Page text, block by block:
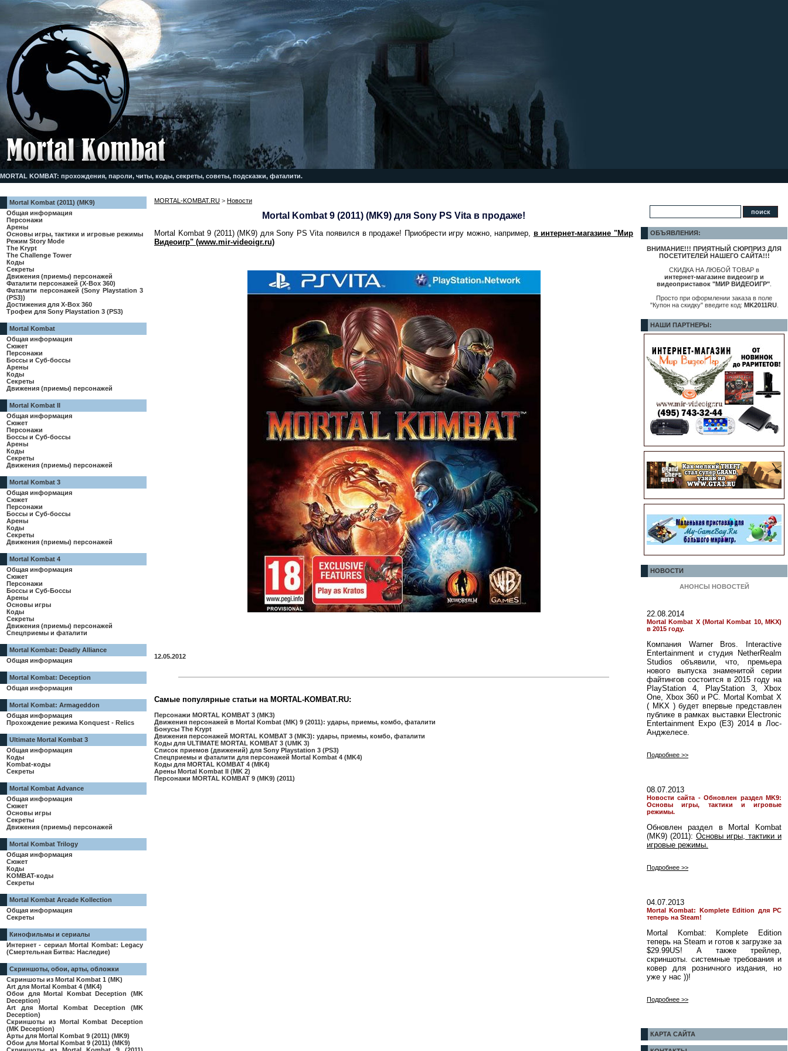
MORTAL KOMBAT: прохождения, пароли, читы, коды, секреты, советы, подсказки, фаталити.
Mortal Kombat (2011) (MK9)
Общая информация
Персонажи
Арены
Основы игры, тактики и игровые режимы
Режим Story Mode
The Krypt
The Challenge Tower
Коды
Секреты
Движения (приемы) персонажей
Фаталити персонажей (X-Box 360)
Фаталити персонажей (Sony Playstation 3
(PS3))
Достижения для X-Box 360
Трофеи для Sony Playstation 3 (PS3)
Mortal Kombat
Общая информация
Сюжет
Персонажи
Боссы и Суб-боссы
Арены
Коды
Секреты
Движения (приемы) персонажей
Mortal Kombat II
Общая информация
Сюжет
Персонажи
Боссы и Суб-боссы
Арены
Коды
Секреты
Движения (приемы) персонажей
Mortal Kombat 3
Общая информация
Сюжет
Персонажи
Боссы и Суб-боссы
Арены
Коды
Секреты
Движения (приемы) персонажей
Mortal Kombat 4
Общая информация
Сюжет
Персонажи
Боссы и Суб-Боссы
Арены
Основы игры
Коды
Секреты
Движения (приемы) персонажей
Спецприемы и фаталити
Mortal Kombat: Deadly Alliance
Общая информация
Mortal Kombat: Deception
Общая информация
Mortal Kombat: Armageddon
Общая информация
Прохождение режима Konquest - Relics
Ultimate Mortal Kombat 3
Общая информация
Коды
Kombat-коды
Секреты
Mortal Kombat Advance
Общая информация
Сюжет
Основы игры
Секреты
Движения (приемы) персонажей
Mortal Kombat Trilogy
Общая информация
Сюжет
Коды
KOMBAT-коды
Секреты
Mortal Kombat Arcade Kollection
Общая информация
Секреты
Кинофильмы и сериалы
Интернет - сериал Mortal Kombat: Legacy
(Смертельная Битва: Наследие)
Скриншоты, обои, арты, обложки
Скриншоты из Mortal Kombat 1 (MK)
Art для Mortal Kombat 4 (MK4)
Обои для Mortal Kombat Deception (MK
Deception)
Art для Mortal Kombat Deception (MK
Deception)
Скриншоты из Mortal Kombat Deception
(MK Deception)
Арты для Mortal Kombat 9 (2011) (MK9)
Обои для Mortal Kombat 9 (2011) (MK9)
MORTAL-KOMBAT.RU > Новости
Mortal Kombat 9 (2011) (MK9) для Sony PS Vita в продаже!
Mortal Kombat 9 (2011) (MK9) для Sony PS Vita появился в продаже! Приобрести игру можно, например, в интернет-магазине "Мир
Видеоигр" (www.mir-videoigr.ru)
12.05.2012
Самые популярные статьи на MORTAL-KOMBAT.RU:
Персонажи MORTAL KOMBAT 3 (MK3)
Движения персонажей в Mortal Kombat (MK) 9 (2011): удары, приемы, комбо, фаталити
Бонусы The Krypt
Движения персонажей MORTAL KOMBAT 3 (MK3): удары, приемы, комбо, фаталити
Коды для ULTIMATE MORTAL KOMBAT 3 (UMK 3)
Список приемов (движений) для Sony Playstation 3 (PS3)
Спецприемы и фаталити для персонажей Mortal Kombat 4 (MK4)
Коды для MORTAL KOMBAT 4 (MK4)
Арены Mortal Kombat II (MK 2)
Персонажи MORTAL KOMBAT 9 (MK9) (2011)
ОБЪЯВЛЕНИЯ:
ВНИМАНИЕ!!! ПРИЯТНЫЙ СЮРПРИЗ ДЛЯ
ПОСЕТИТЕЛЕЙ НАШЕГО САЙТА!!!
СКИДКА НА ЛЮБОЙ ТОВАР в
интернет-магазине видеоигр и
видеоприставок "МИР ВИДЕОИГР"
Просто при оформлении заказа в поле
"Купон на скидку" введите код: MK2011RU.
НАШИ ПАРТНЕРЫ:
НОВОСТИ
АНОНСЫ НОВОСТЕЙ
22.08.2014
Mortal Kombat X (Mortal Kombat 10, MKX)
в 2015 году.
Компания Warner Bros. Interactive
Entertainment и студия NetherRealm
Studios объявили, что, премьера
нового выпуска знаменитой серии
файтингов состоится в 2015 году на
PlayStation 4, PlayStation 3, Xbox
One, Xbox 360 и PC. Mortal Kombat X
( MKX ) будет впервые представлен
публике в рамках выставки Electronic
Entertainment Expo (E3) 2014 в Лос-
Анджелесе.
Подробнее >>
08.07.2013
Новости сайта - Обновлен раздел MK9:
Основы игры, тактики и игровые
режимы.
Обновлен раздел в Mortal Kombat
(MK9) (2011): Основы игры, тактики и
игровые режимы.
Подробнее >>
04.07.2013
Mortal Kombat: Komplete Edition для PC
теперь на Steam!
Mortal Kombat: Komplete Edition
теперь на Steam и готов к загрузке за
$29.99US! А также трейлер,
скриншоты. системные требования и
ковер для розничного издания, но
уже у нас ))!
Подробнее >>
КАРТА САЙТА